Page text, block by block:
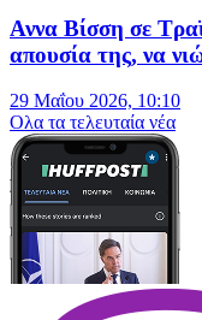
Αννα Βίσση σε
απουσία της, να
29 Μαΐου 2026, 10:10
Oλα τα τελευταία νέα